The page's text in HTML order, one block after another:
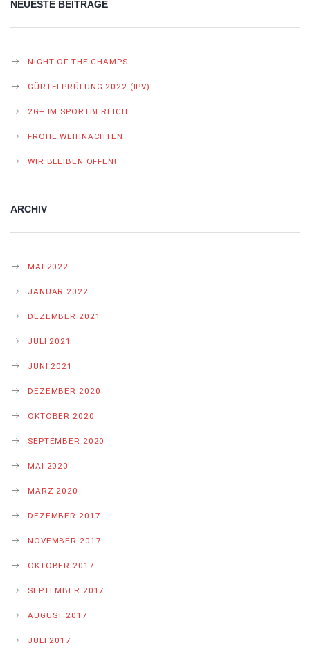
NEUESTE BEITRÄGE
NIGHT OF THE CHAMPS
GÜRTELPRÜFUNG 2022 (IPV)
2G+ IM SPORTBEREICH
FROHE WEIHNACHTEN
WIR BLEIBEN OFFEN!
ARCHIV
MAI 2022
JANUAR 2022
DEZEMBER 2021
JULI 2021
JUNI 2021
DEZEMBER 2020
OKTOBER 2020
SEPTEMBER 2020
MAI 2020
MÄRZ 2020
DEZEMBER 2017
NOVEMBER 2017
OKTOBER 2017
SEPTEMBER 2017
AUGUST 2017
JULI 2017